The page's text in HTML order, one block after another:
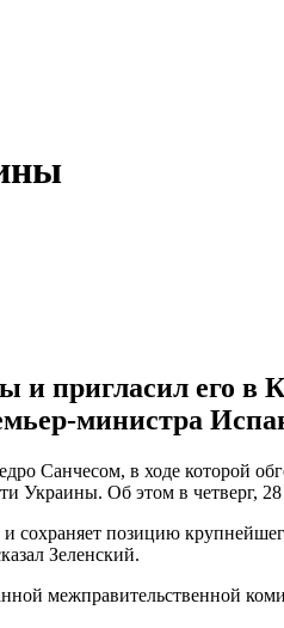
пригласил его в
министра
Санчесом, в ходе которой
Украины. Об этом в четверг,
сохраняет позицию
Зеленский.
межправительственной